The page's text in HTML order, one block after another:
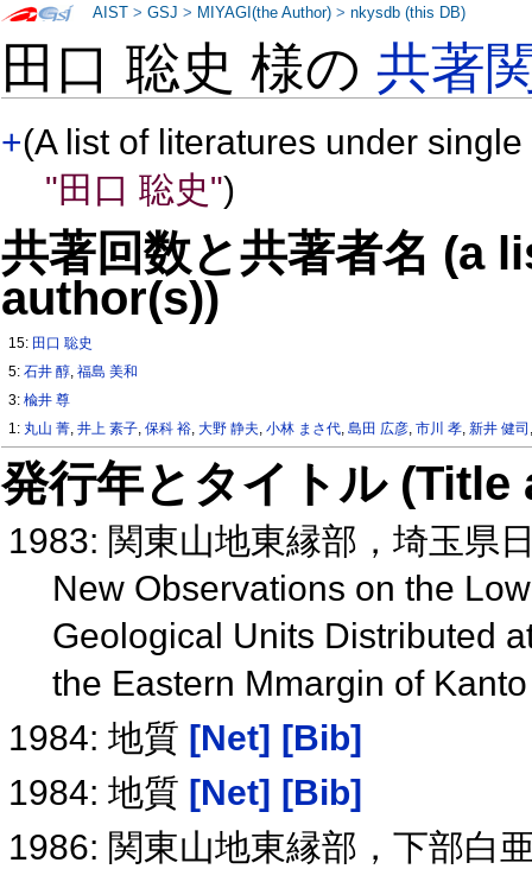
田口 聡史 様の共著
+(A list of literatures under
"田口 聡史")
共著回数と共著者名 (a
author(s))
15: 田口 聡史
5:石井 醇,福島 美和
3:楡井 尊
1: 丸山 菁,井上 素子,保科 裕,大野 静夫,小林 まさ代,島田 広彦,市川 孝,新井 健司
発行年とタイトル
1983: 関東山地東縁部，埼玉県
New Observations on the
Geological Units Distributed
the Eastern Mmargin of
1984: 地質 [Net] [Bib]
1984: 地質 [Net] [Bib]
1986: 関東山地東縁部，下部白
AIST >GSJ > MIYAGI(the Author) >nkysdb (this DB)